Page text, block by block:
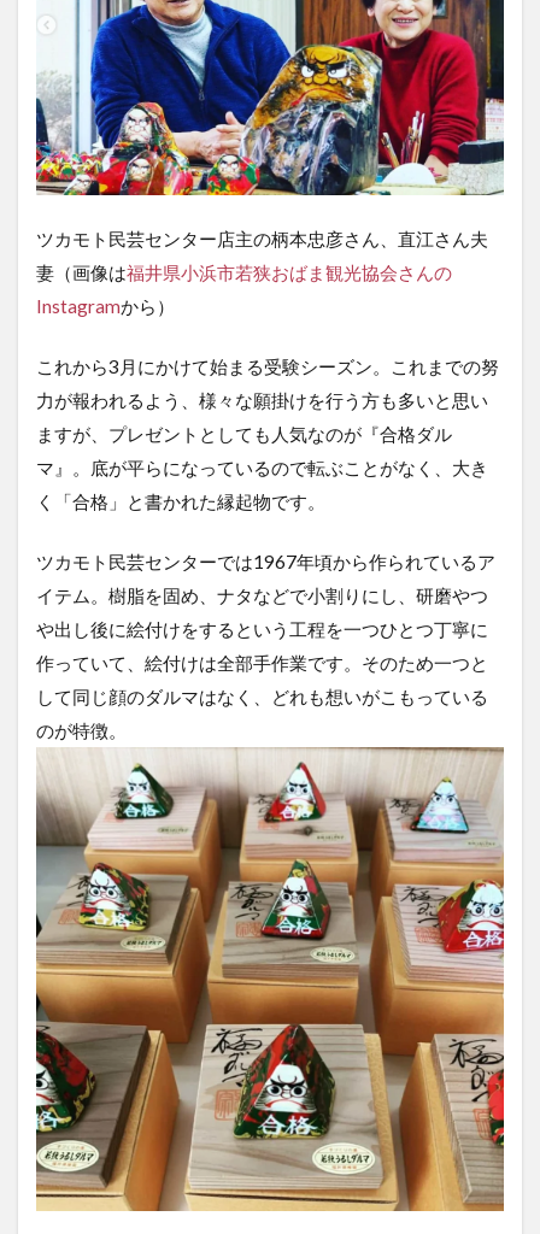
ツカモト民芸センター店主の柄本忠彦さん、直江さん夫
妻（画像は福井県小浜市若狭おばま観光協会さんの
Instagramから）
これから3月にかけて始まる受験シーズン。これまでの努
力が報われるよう、様々な願掛けを行う方も多いと思い
ますが、プレゼントとしても人気なのが『合格ダル
マ』。底が平らになっているので転ぶことがなく、大き
く「合格」と書かれた縁起物です。
ツカモト民芸センターでは1967年頃から作られているア
イテム。樹脂を固め、ナタなどで小割りにし、研磨やつ
や出し後に絵付けをするという工程を一つひとつ丁寧に
作っていて、絵付けは全部手作業です。そのため一つと
して同じ顔のダルマはなく、どれも想いがこもっている
のが特徴。